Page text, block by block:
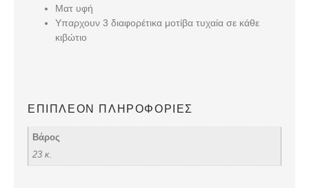
Ματ υφή
Υπαρχουν 3 διαφορέτικα μοτίβα τυχαία σε κάθε
κιβώτιο
ΕΠΙΠΛΈΟΝ ΠΛΗΡΟΦΟΡΊΕΣ
Βάρος
23 κ.